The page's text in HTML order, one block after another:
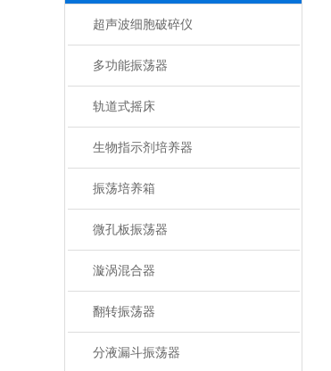
超声波细胞破碎仪
多功能振荡器
轨道式摇床
生物指示剂培养器
振荡培养箱
微孔板振荡器
漩涡混合器
翻转振荡器
分液漏斗振荡器